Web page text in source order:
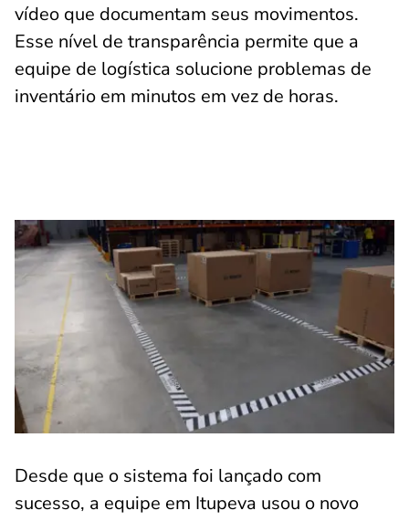
vídeo que documentam seus movimentos.
Esse nível de transparência permite que a
equipe de logística solucione problemas de
inventário em minutos em vez de horas.
Desde que o sistema foi lançado com
sucesso, a equipe em Itupeva usou o novo